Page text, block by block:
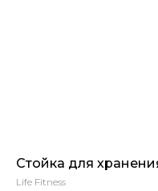
Стойка для
Life Fitness